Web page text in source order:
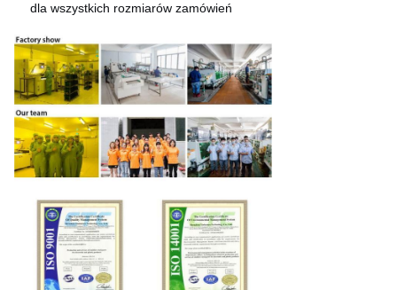
dla wszystkich rozmiarów zamówień